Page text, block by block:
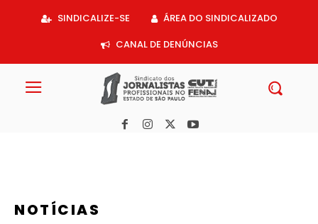
SINDICALIZE-SE
ÁREA DO SINDICALIZADO
CANAL DE DENÚNCIAS
NOTÍCIAS